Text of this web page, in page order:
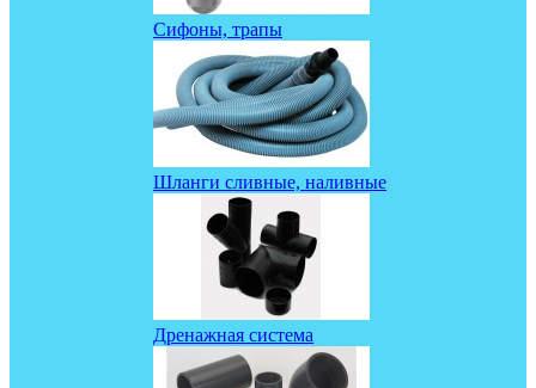
Сифоны, трапы
Шланги сливные, наливные
Дренажная система